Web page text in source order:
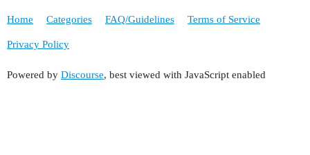
Home Categories FAQ/Guidelines Terms of Service
Privacy Policy
Powered by Discourse, best viewed with JavaScript enabled